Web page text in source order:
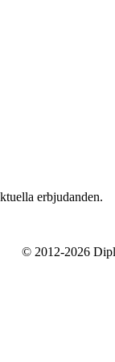
erbjudanden.
© 2012-2026